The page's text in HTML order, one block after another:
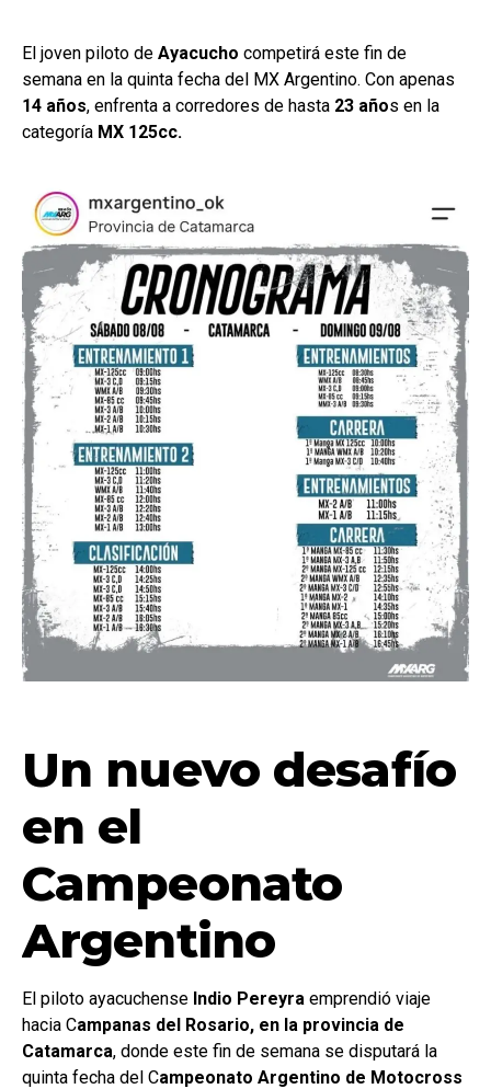
El joven piloto de Ayacucho competirá este fin de
semana en la quinta fecha del MX Argentino. Con apenas
14 años, enfrenta a corredores de hasta 23 años en la
categoría MX 125cc.
Un nuevo desafío
en el
Campeonato
Argentino
El piloto ayacuchense Indio Pereyra emprendió viaje
hacia Campanas del Rosario, en la provincia de
Catamarca, donde este fin de semana se disputará la
quinta fecha del Campeonato Argentino de Motocross